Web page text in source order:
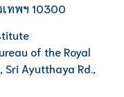
ทพฯ 10300
of the Royal
Sri Ayutthaya Rd.,